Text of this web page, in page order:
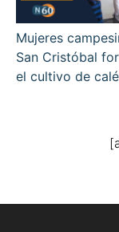
Mujeres
San Cristóbal
el cultivo de